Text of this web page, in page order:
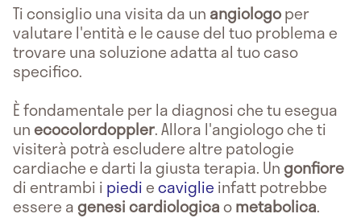
Ti consiglio una visita da un angiologoper
valutare l'entità e le cause del tuo problema e
trovare una soluzione adatta al tuo caso
specifico.
È fondamentale per la diagnosi che tu esegua
unecocolordoppler. Allora l'angiologo che ti
visiterà potrà escludere altre patologie
cardiache e darti la giusta terapia. Ungonfiore
di entrambi i piediecaviglie infatt potrebbe
essere agenesi cardiologicaometabolica.